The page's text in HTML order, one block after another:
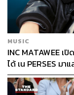
MUSIC
INC MATAWEE เ
ได้ เน PERSES มา